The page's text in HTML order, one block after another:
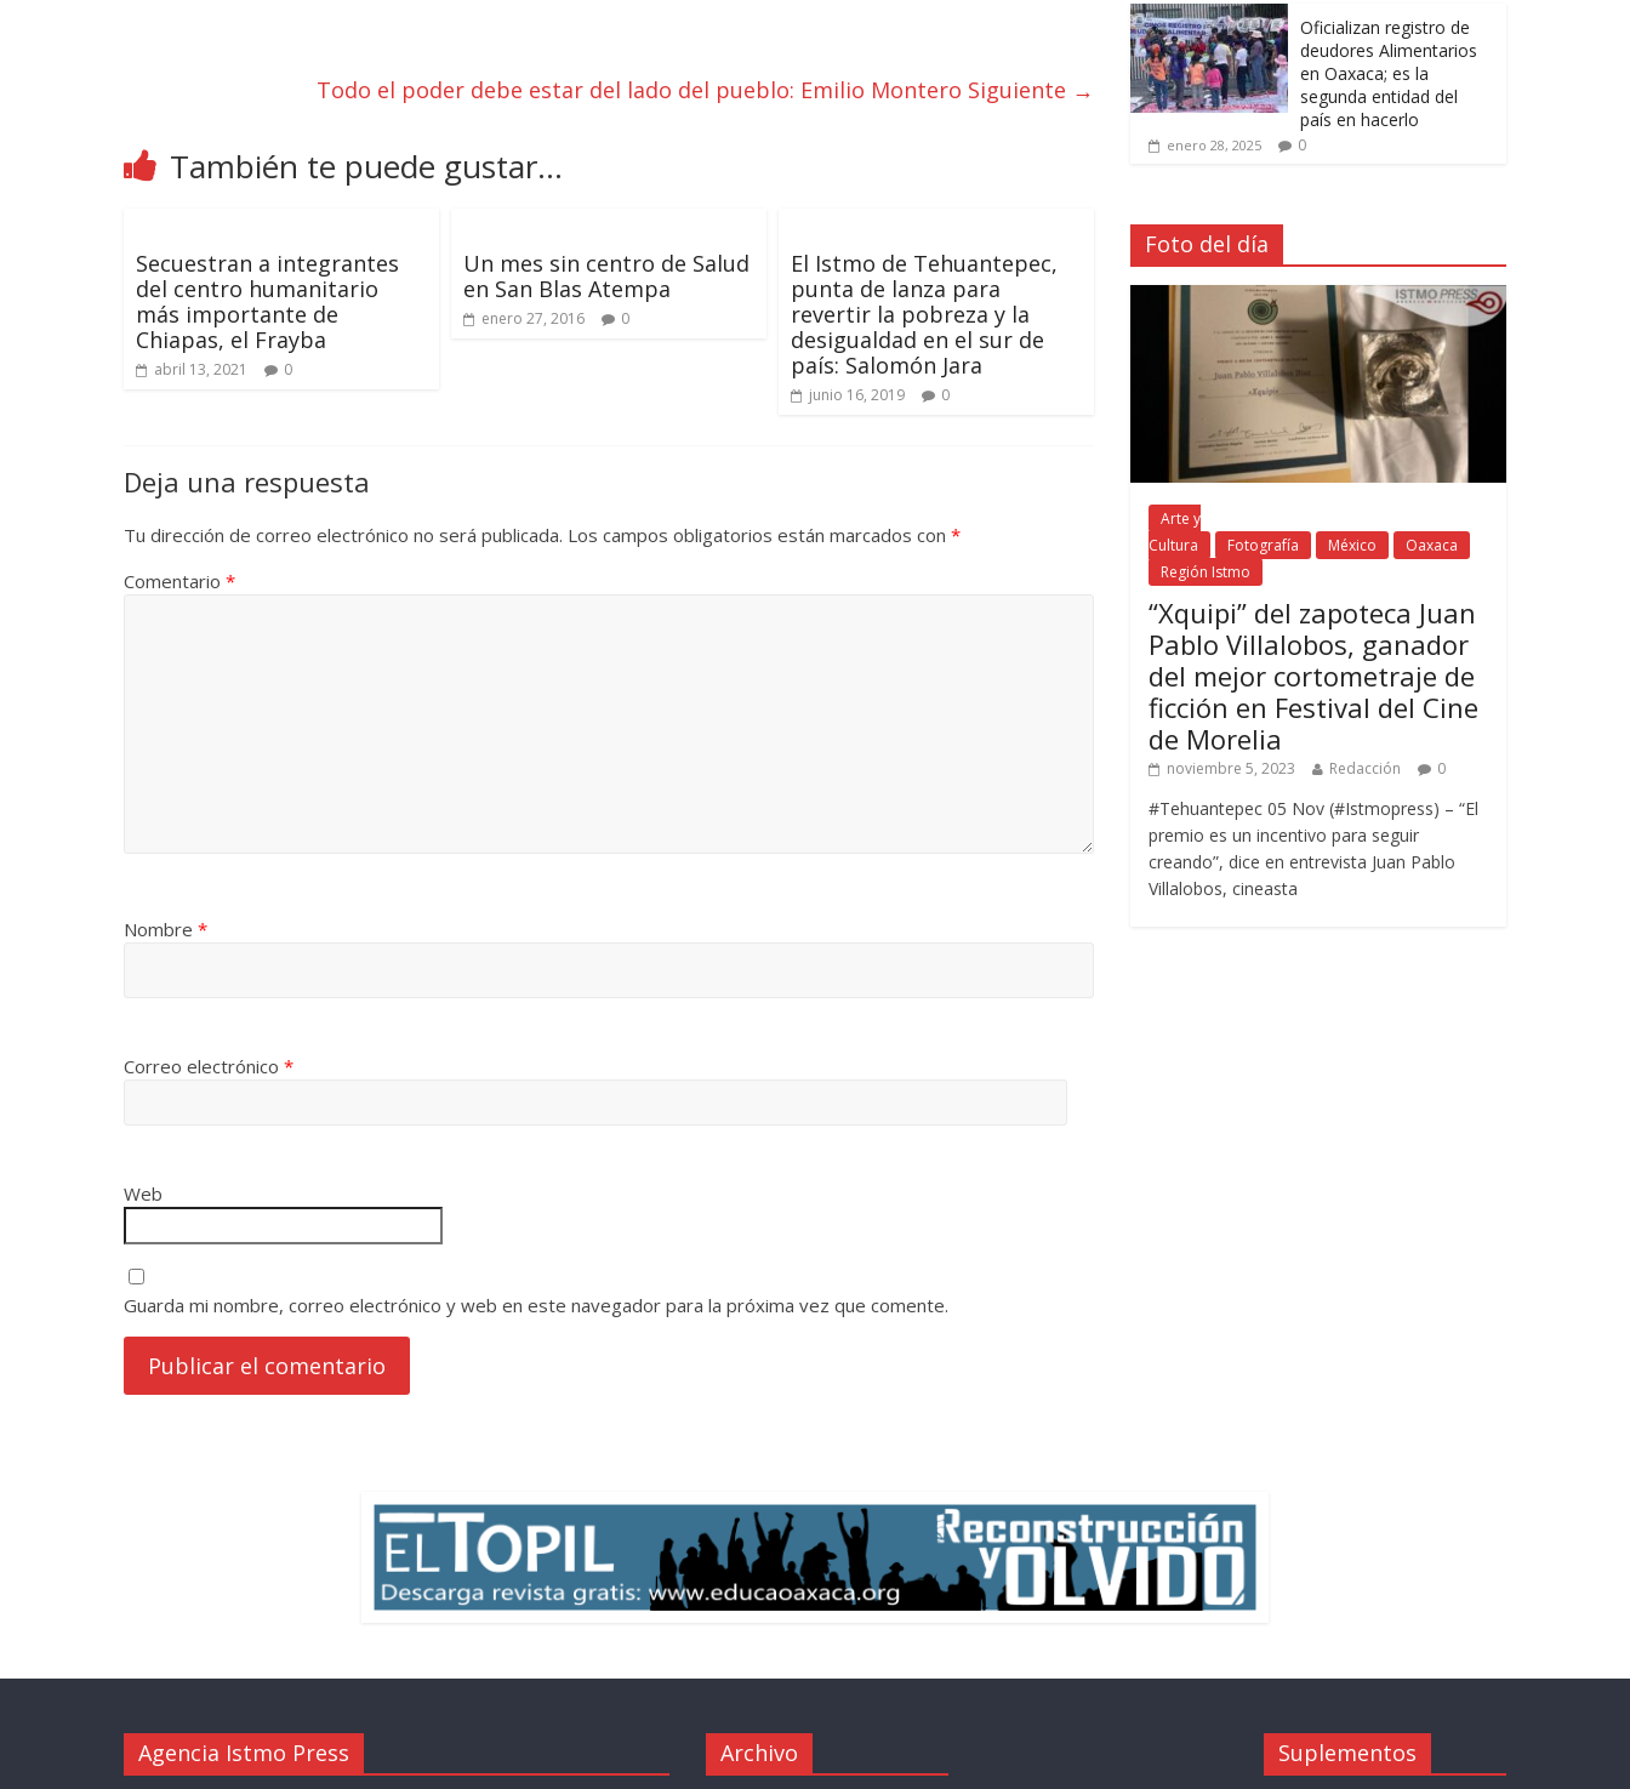
Todo el poder debe estar del lado del pueblo: Emilio Montero Siguiente →
También te puede gustar...
Secuestran a integrantes
del centro humanitario
más importante de
Chiapas, el Frayba
abril 13, 2021 0
Un mes sin centro de Salud
en San Blas Atempa
enero 27, 2016 0
El Istmo de Tehuantepec,
punta de lanza para
revertir la pobreza y la
desigualdad en el sur de
país: Salomón Jara
junio 16, 2019 0
Deja una respuesta
Tu dirección de correo electrónico no será publicada. Los campos obligatorios están marcados con *
Comentario *
Nombre *
Correo electrónico *
Web
Guarda mi nombre, correo electrónico y web en este navegador para la próxima vez que comente.
Oficializan registro de
deudores Alimentarios
en Oaxaca; es la
segunda entidad del
país en hacerlo
enero 28, 2025 0
Foto del día
Arte y
Cultura
Fotografía México
Oaxaca
Región Istmo
“Xquipi” del zapoteca Juan
Pablo Villalobos, ganador
del mejor cortometraje de
ficción en Festival del Cine
de Morelia
noviembre 5, 2023 Redacción 0
#Tehuantepec 05 Nov (#Istmopress) – “El
premio es un incentivo para seguir
creando”, dice en entrevista Juan Pablo
Villalobos, cineasta
Agencia Istmo Press Archivo Suplementos